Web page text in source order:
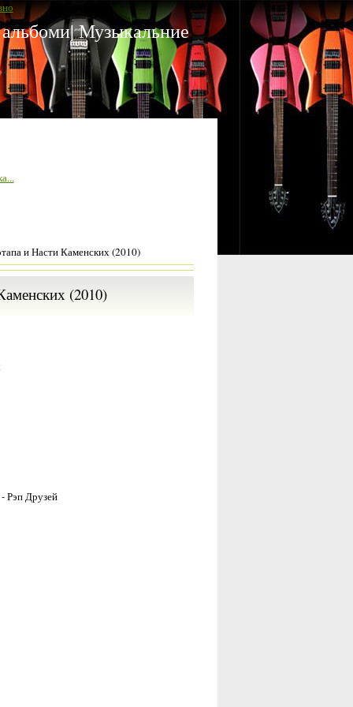
Музыкальние
и Насти Каменских (2010)
(2010)
Рэп Друзей